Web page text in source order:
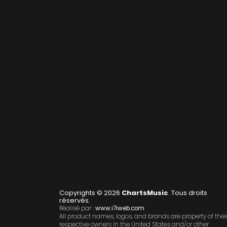
Copyrights © 2026 ChartsMusic. Tous droits
réservés.
Réalisé par :www.i7iweb.com
All product names, logos, and brands are property of
respective owners in the United States and/or other